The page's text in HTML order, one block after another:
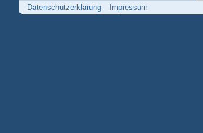
Datenschutzerklärung Impressum